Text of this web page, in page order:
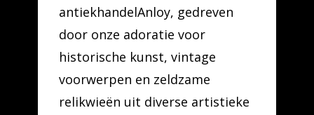
antiekhandelAnloy, gedreven
door onze adoratie voor
historische kunst, vintage
voorwerpen en zeldzame
relikwieën uit diverse artistieke